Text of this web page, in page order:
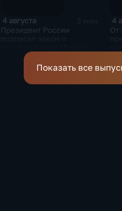
4 августа
Президент России
криптовалют
4
От
Показать все